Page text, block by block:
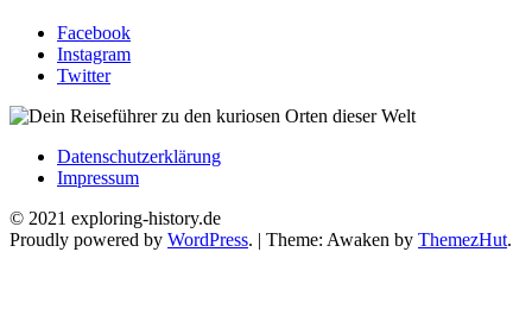
Facebook
Instagram
Twitter
Datenschutzerklärung
Impressum
© 2021 exploring-history.de
Proudly powered by WordPress. | Theme: Awaken by ThemezHut.